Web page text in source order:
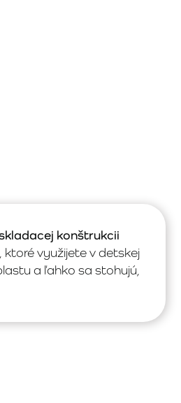
konštrukcii
ktoré využijete v detskej
a ľahko sa stohujú,